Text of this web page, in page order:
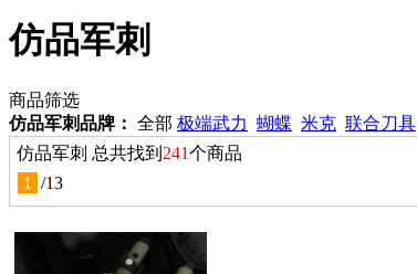
仿品军刺
商品筛选
仿品军刺品牌： 全部 极端武力 蝴蝶 米克 联合刀具
仿品军刺 总共找到 241个商品
1
/13